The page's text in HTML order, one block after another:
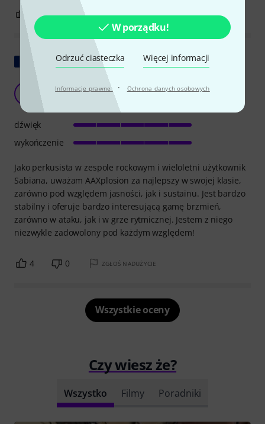
W porządku!
Odrzuć ciasteczka Więcej informacji
Informacje prawne · Ochrona danych osobowych
2 ZGŁOŚ NADUŻYCIE
Pokaż oryginał
Dla rocka!
Rémy P. 23.05.2011
Jako perkusista w zespole rockowym i wieloletni użytkownik
Sabiana, uważam AAXplosion za najlepszy w swojej klasie,
zarówno pod względem jasności, jak i sustainu. Jest bardzo
stabilny i oferuje bardzo interesującą gamę brzmień,
zarówno w ataku, jak i w grze rytmicznej. Jestem z niego
niezwykle zadowolony pod każdym względem!
dźwięk
wykończenie
4 0 ZGŁOŚ NADUŻYCIE
Wszystkie oceny
Czy wiesz że?
Wszystko Filmy Poradniki